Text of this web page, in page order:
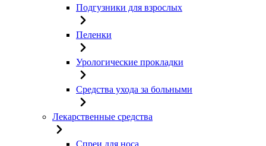
Подгузники для взрослых
Пеленки
Урологические прокладки
Средства ухода за больными
Лекарственные средства
Спреи для носа